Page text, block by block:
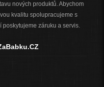
nových produktů. Abychom
kvalitu spolupracujeme s
poskytujeme záruku a servis.